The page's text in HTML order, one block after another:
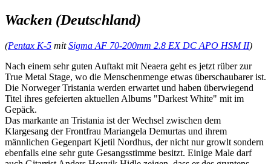
Wacken (Deutschland)
(Pentax K-5 mitSigma AF 70-200mm 2.8 EX DC APO HSM II)
Nach einem sehr guten Auftakt mit Neaera geht es jetzt rüber zur
True Metal Stage, wo die Menschenmenge etwas überschaubarer ist.
Die Norweger Tristania werden erwartet und haben überwiegend
Titel ihres gefeierten aktuellen Albums "Darkest White" mit im
Gepäck.
Das markante an Tristania ist der Wechsel zwischen dem
Klargesang der Frontfrau Mariangela Demurtas und ihrem
männlichen Gegenpart Kjetil Nordhus, der nicht nur growlt sondern
ebenfalls eine sehr gute Gesangsstimme besitzt. Einige Male darf